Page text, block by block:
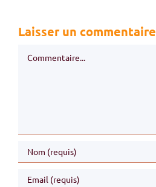
Laisser un commentaire
Commentaire